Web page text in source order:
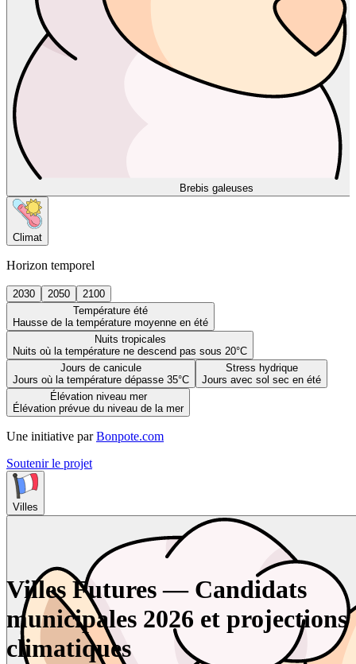
Brebis galeuses
Climat
Horizon temporel
2030 2050
2100
Température été
Hausse de la température moyenne en été
Nuits tropicales
Nuits où la température ne descend pas sous 20°C
Jours de canicule
Jours où la température dépasse 35°C
Stress hydrique
Jours avec sol sec en été
Élévation niveau mer
Élévation prévue du niveau de la mer
Une initiative par Bonpote.com
Soutenir le projet
Villes
Villes Futures — Candidats
municipales 2026 et projections
climatiques